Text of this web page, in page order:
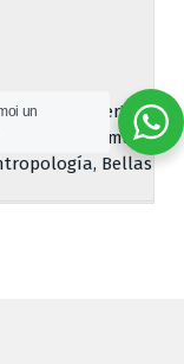
pas manquer"
par Reforma,
Bellas
un